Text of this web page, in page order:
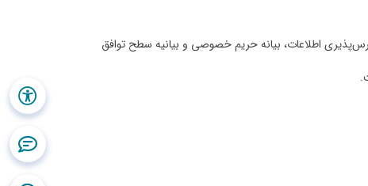
اطلاعات، بیانه حریم خصوصی و بیانیه سطح توافق